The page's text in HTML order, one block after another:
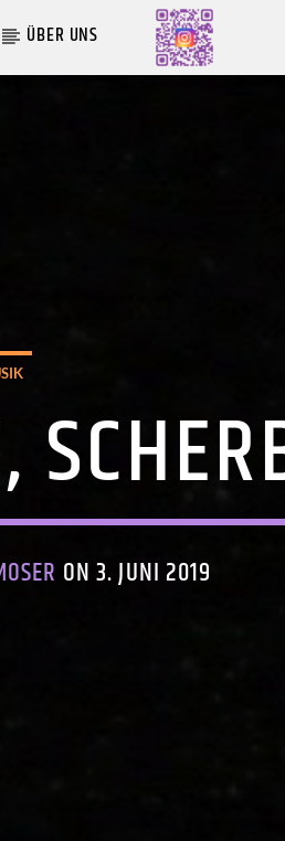
ÜBER UNS
ON 3. JUNI 2019